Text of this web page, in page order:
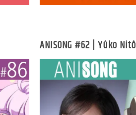
ANISONG #62 | Yûko Nitô